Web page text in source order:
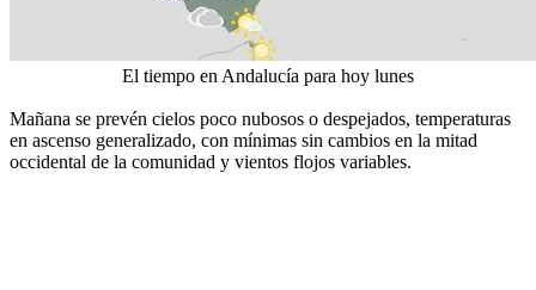
El tiempo en Andalucía para hoy lunes
Mañana se prevén cielos poco nubosos o despejados, temperaturas
en ascenso generalizado, con mínimas sin cambios en la mitad
occidental de la comunidad y vientos flojos variables.